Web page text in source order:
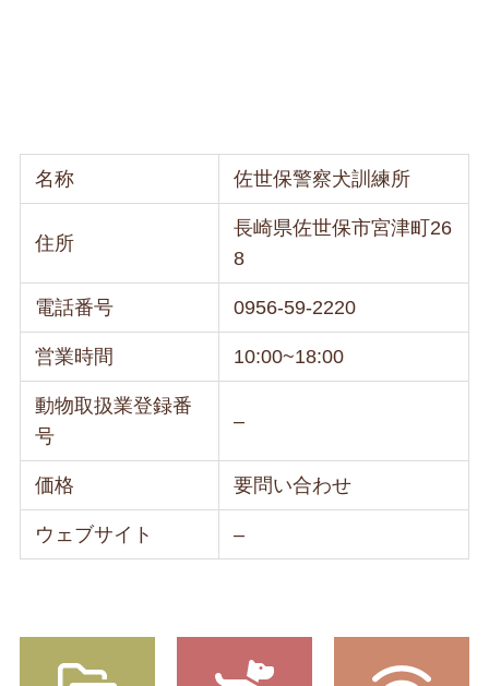
名称 佐世保警察犬訓練所
住所
長崎県佐世保市宮津町26
8
電話番号 0956-59-2220
営業時間 10:00~18:00
動物取扱業登録番
号
–
価格 要問い合わせ
ウェブサイト –